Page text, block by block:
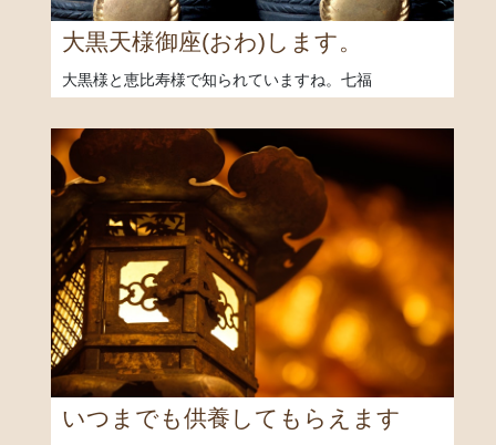
大黒天様御座(おわ)します。
大黒様と恵比寿様で知られていますね。七福
いつまでも供養してもらえます